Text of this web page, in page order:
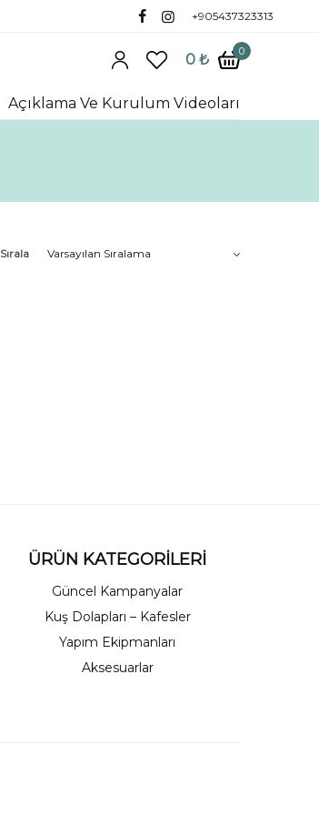
+905437323313
0₺ 0
Açıklama Ve Kurulum Videoları
Sırala
ÜRÜN KATEGORİLERİ
Güncel Kampanyalar
Kuş Dolapları – Kafesler
Yapım Ekipmanları
Aksesuarlar